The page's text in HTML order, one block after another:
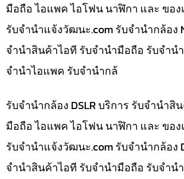
มือถือ ไอแพค ไอโฟน นาฬิกา และ ขอ
รับจํานําแจ้งวัฒนะ.com รับจำนำกล้อง
จำนำสินค้าไอที รับจำนำมือถือ รับจำน
จำนำไอแพค รับจำนำกล้
รับจำนำกล้อง DSLR บริการ รับจำนำสิ
มือถือ ไอแพค ไอโฟน นาฬิกา และ ขอ
รับจํานําแจ้งวัฒนะ.com รับจำนำกล้อง
จำนำสินค้าไอที รับจำนำมือถือ รับจำน